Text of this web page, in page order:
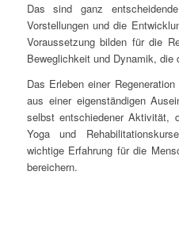
Das sind ganz
Vorstellungen und die
Voraussetzung bilden für die
Beweglichkeit und Dynamik, die
Das Erleben einer
aus einer eigenständigen
selbst entschiedener Aktivität,
Yoga und
wichtige Erfahrung für die
bereichern.